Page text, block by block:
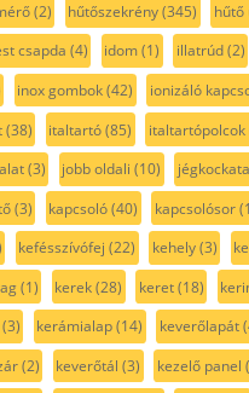
(2) hűtőszekrény(345) hűtő
csapda (4) idom(1) illatrúd(2)
inox gombok(42) ionizáló
(38) italtartó(85) italtartópolcok
(3) jobb oldali (10)
(3) kapcsoló(40) kapcsolósor
kefésszívófej (22) kehely(3)
(1) kerek(28) keret(18)
(3) kerámialap(14) keverőlapát
(2) keverőtál (3) kezelő panel